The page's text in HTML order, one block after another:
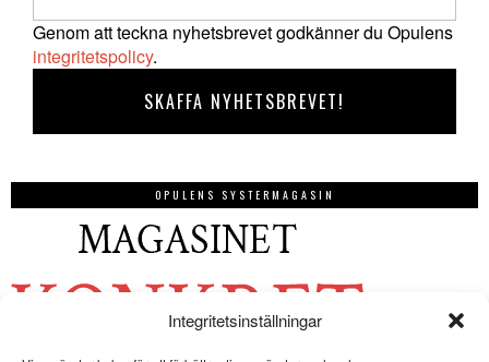
Integritetsinställningar
Genom att teckna nyhetsbrevet godkänner du Opulens
integritetspolicy.
OPULENS SYSTERMAGASIN